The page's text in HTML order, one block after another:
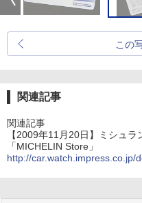
この
関連記事
関連記事
【2009年11月20日】ミシュ
「MICHELIN Store」
http://car.watch.impress.co.jp/